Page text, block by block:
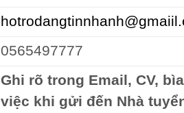
0565497777
Ghi rõ trong Email, CV,
việc khi gửi đến Nhà